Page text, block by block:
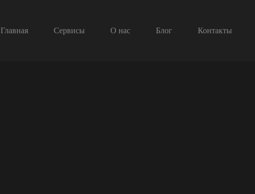
Главная
Сервисы О нас Блог Контакты